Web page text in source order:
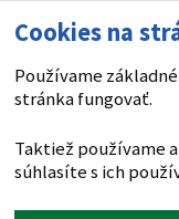
Cookies na
Používame
stránka fungovať.
Taktiež používame
súhlasíte s ich